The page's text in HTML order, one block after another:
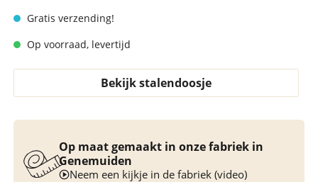
Gratis verzending!
Op voorraad, levertijd
Bekijk stalendoosje
Op maat gemaakt in onze fabriek in
Genemuiden
Neem een kijkje in de fabriek (video)